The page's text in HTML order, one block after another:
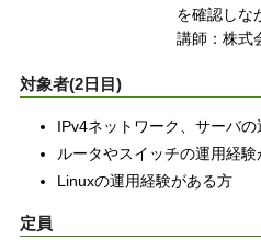
を確認しな
講師：株式
対象者(2日目)
IPv4ネットワーク、サーバ
ルータやスイッチの運用経験
Linuxの運用経験がある方
定員